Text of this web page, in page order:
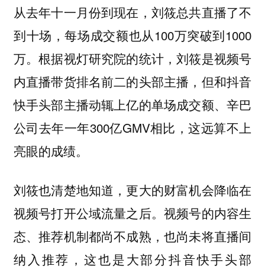
从去年十一月份到现在，刘筱总共直播了不
到十场，每场成交额也从100万突破到1000
万。根据视灯研究院的统计，刘筱是视频号
内直播带货排名前二的头部主播，但和抖音
快手头部主播动辄上亿的单场成交额、辛巴
公司去年一年300亿GMV相比，这远算不上
亮眼的成绩。
刘筱也清楚地知道，更大的财富机会降临在
视频号打开公域流量之后。视频号的内容生
态、推荐机制都尚不成熟，也尚未将直播间
纳入推荐，这也是大部分抖音快手头部